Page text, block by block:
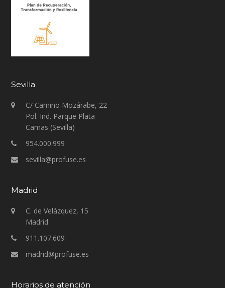
Sevilla
C/ Camino Mozárabe, 22
Pol. Ind. Parque Plata
Camas (Sevilla)
954.000.999
sevilla@profuse.es
Madrid
C. de Velázquez, 15
Madrid
911.107.609
madrid@profuse.es
Horarios de atención